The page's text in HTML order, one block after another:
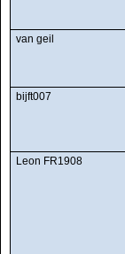
van geil
bijft007
Leon FR1908